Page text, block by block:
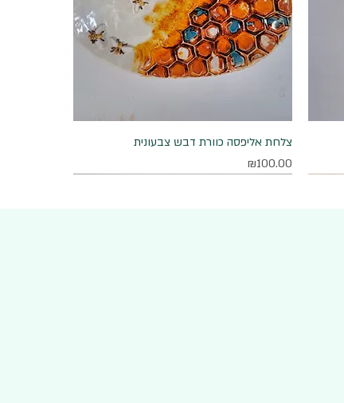
תצוגה מהירה
צלחת אליפסה כוורת דבש צבעונית
מחיר
₪100.00